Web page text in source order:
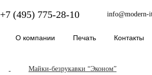
+7 (495) 775-28-10 info@modern-
О компании Печать Контакты
- Майки-безрукавки “Эконом”